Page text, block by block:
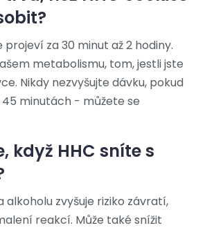
projeví za 30 minut až 2 hodiny.
metabolismu, tom, jestli jste
Nikdy nezvyšujte dávku, pokud
minutách - můžete se
když HHC sníte s
alkoholu zvyšuje riziko závratí,
reakcí. Může také snížit